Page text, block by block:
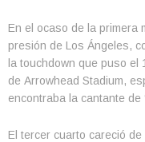
En el ocaso de la primera
presión de Los Ángeles,
la touchdown que puso
de Arrowhead Stadium,
encontraba la cantante de
El tercer cuarto careció